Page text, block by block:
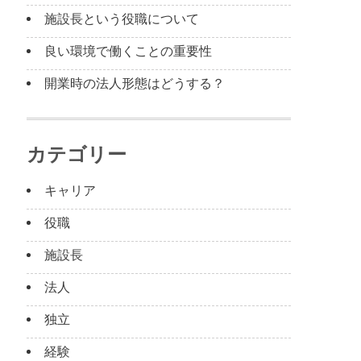
施設長という役職について
良い環境で働くことの重要性
開業時の法人形態はどうする？
カテゴリー
キャリア
役職
施設長
法人
独立
経験